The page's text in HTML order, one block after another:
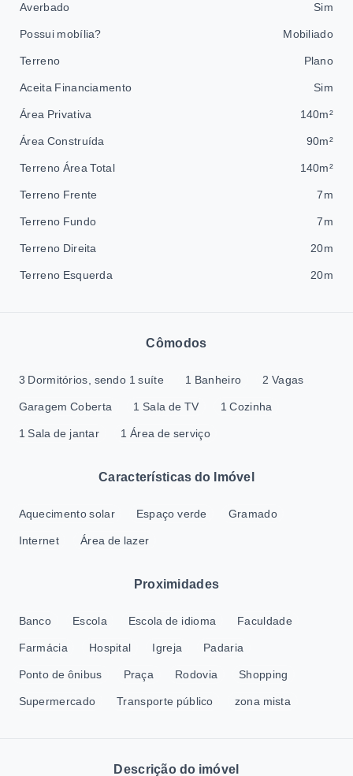
Cômodos
3 Dormitórios, sendo 1 suíte 1 Banheiro 2 Vagas
Garagem Coberta 1 Sala de TV 1 Cozinha
1 Sala de jantar 1 Área de serviço
Características do Imóvel
Aquecimento solar Espaço verde Gramado
Internet Área de lazer
Proximidades
Banco Escola Escola de idioma Faculdade
Farmácia Hospital Igreja Padaria
Ponto de ônibus Praça Rodovia Shopping
Supermercado Transporte público zona mista
Descrição do imóvel
Averbado Sim
Possui mobília? Mobiliado
Terreno Plano
Aceita Financiamento Sim
Área Privativa 140m²
Área Construída 90m²
Terreno Área Total 140m²
Terreno Frente 7m
Terreno Fundo 7m
Terreno Direita 20m
Terreno Esquerda 20m